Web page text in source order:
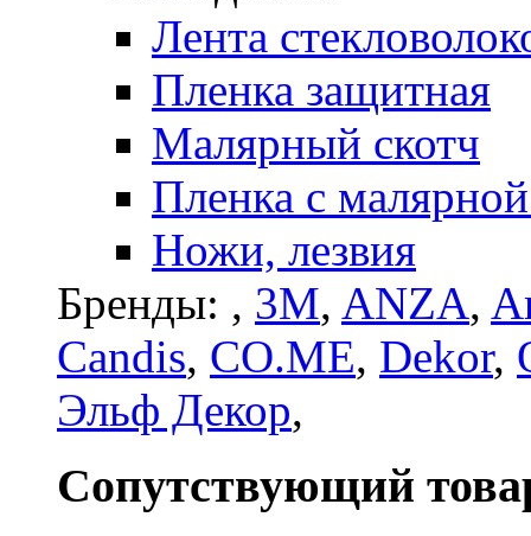
Лента
Пленка защитная
Малярный скотч
Пленка с
Ножи, лезвия
Бренды: , 3M, ANZA,
Candis, CO.ME, Dekor,
Эльф Декор,
Сопутствующий